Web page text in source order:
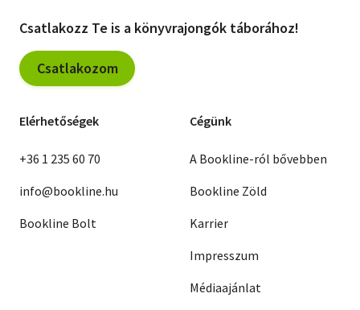
Csatlakozz Te is a könyvrajongók táborához!
Csatlakozom
Elérhetőségek
+36 1 235 60 70
info@bookline.hu
Bookline Bolt
Cégünk
A Bookline-ról bővebben
Bookline Zöld
Karrier
Impresszum
Médiaajánlat